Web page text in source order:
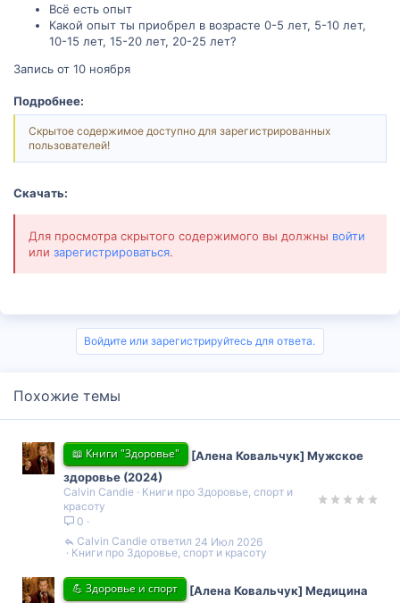
Всё есть опыт
Какой опыт ты приобрел в возрасте 0-5 лет, 5-10 лет,
10-15 лет, 15-20 лет, 20-25 лет?
Запись от 10 ноября
Подробнее:
Скрытое содержимое доступно для зарегистрированных
пользователей!
Скачать:
Для просмотра скрытого содержимого вы должны войти
или зарегистрироваться.
Войдите или зарегистрируйтесь для ответа.
Похожие темы
📖 Книги "Здоровье"
[Алена Ковальчук] Мужское
здоровье (2024)
Calvin Candie
Книги про Здоровье, спорт и
красоту
0
Книги про Здоровье, спорт и красоту
24 Июл 2026
Calvin Candie
💪 Здоровье и спорт
[Алена Ковальчук] Медицина